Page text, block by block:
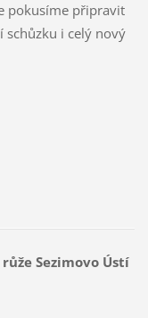
pokusíme připravit
schůzku i celý nový
Sezimovo Ústí